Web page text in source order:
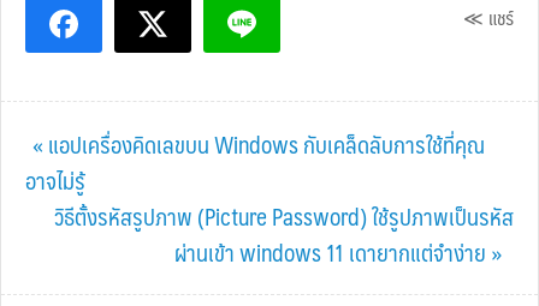
≪ แชร์
Previous
Post:
« แอปเครื่องคิดเลขบน Windows กับเคล็ดลับการใช้ที่คุณ
อาจไม่รู้
Next
วิธีตั้งรหัสรูปภาพ (Picture Password) ใช้รูปภาพเป็นรหัส
ผ่านเข้า windows 11 เดายากแต่จำง่าย »